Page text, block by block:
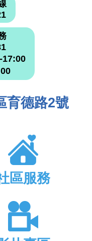
17:00
育德路2號
區服務